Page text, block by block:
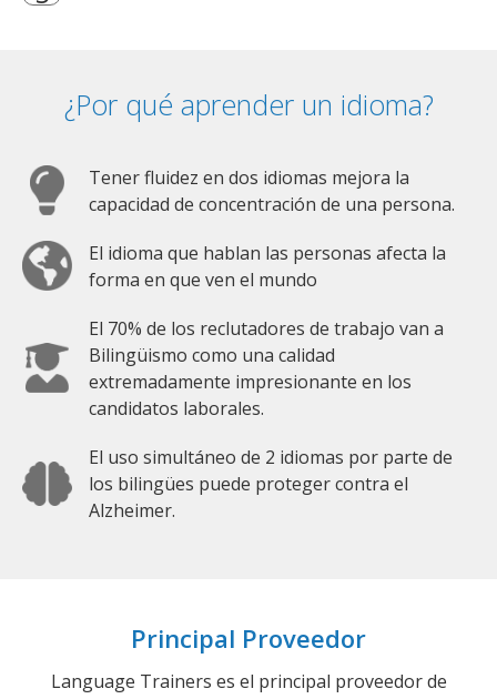
¿Por qué aprender un idioma?
Tener fluidez en dos idiomas mejora la
capacidad de concentración de una persona.
El idioma que hablan las personas afecta la
forma en que ven el mundo
El 70% de los reclutadores de trabajo van a
Bilingüismo como una calidad
extremadamente impresionante en los
candidatos laborales.
El uso simultáneo de 2 idiomas por parte de
los bilingües puede proteger contra el
Alzheimer.
Principal Proveedor
Language Trainers es el principal proveedor de